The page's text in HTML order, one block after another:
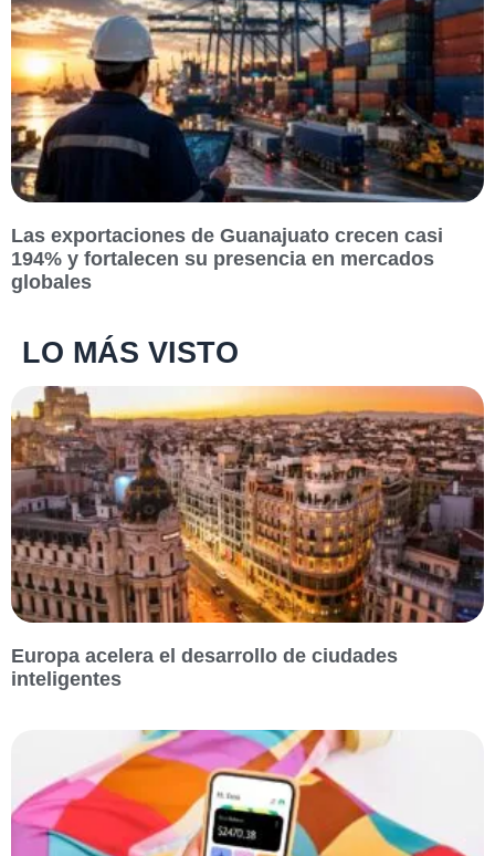
Las exportaciones de Guanajuato crecen casi
194% y fortalecen su presencia en mercados
globales
LO MÁS VISTO
Europa acelera el desarrollo de ciudades
inteligentes